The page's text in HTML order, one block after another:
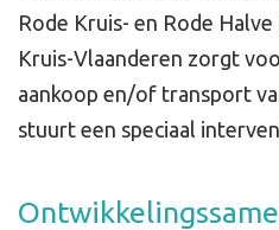
Rode Kruis- en Rode
Kruis-Vlaanderen zorgt
aankoop en/of transport
stuurt een speciaal